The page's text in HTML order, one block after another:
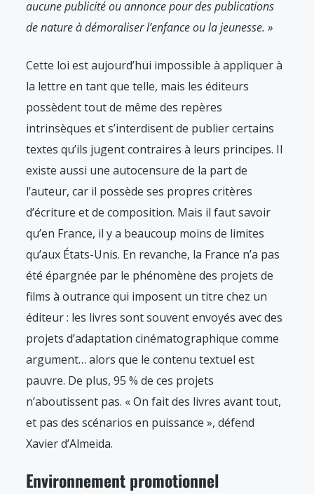
aucune publicité ou annonce pour des publications
de nature à démoraliser l’enfance ou la jeunesse. »
Cette loi est aujourd’hui impossible à appliquer à
la lettre en tant que telle, mais les éditeurs
possèdent tout de même des repères
intrinsèques et s’interdisent de publier certains
textes qu’ils jugent contraires à leurs principes. Il
existe aussi une autocensure de la part de
l’auteur, car il possède ses propres critères
d’écriture et de composition. Mais il faut savoir
qu’en France, il y a beaucoup moins de limites
qu’aux États-Unis. En revanche, la France n’a pas
été épargnée par le phénomène des projets de
films à outrance qui imposent un titre chez un
éditeur : les livres sont souvent envoyés avec des
projets d’adaptation cinématographique comme
argument… alors que le contenu textuel est
pauvre. De plus, 95 % de ces projets
n’aboutissent pas. « On fait des livres avant tout,
et pas des scénarios en puissance », défend
Xavier d’Almeida.
Environnement promotionnel